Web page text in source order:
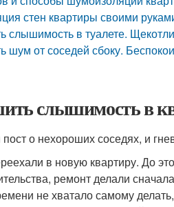
стен квартиры своими
слышимость в туалете.
шум от соседей сбоку.
слышимость в
о нехороших соседях, и
в новую квартиру. До
ремонт делали
не хватало самому